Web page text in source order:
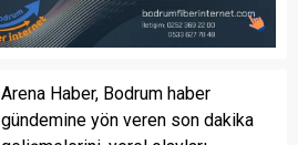
Arena Haber, Bodrum haber
gündemine yön veren son dakika